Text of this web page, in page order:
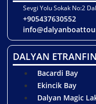
Sevgi Yolu Sokak No:2
+905437630552
DALYAN
Bacardi Bay
Ekincik Bay
Dalyan Magic